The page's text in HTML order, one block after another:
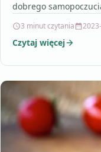
dobrego
3 minut czytania
Czytaj więcej